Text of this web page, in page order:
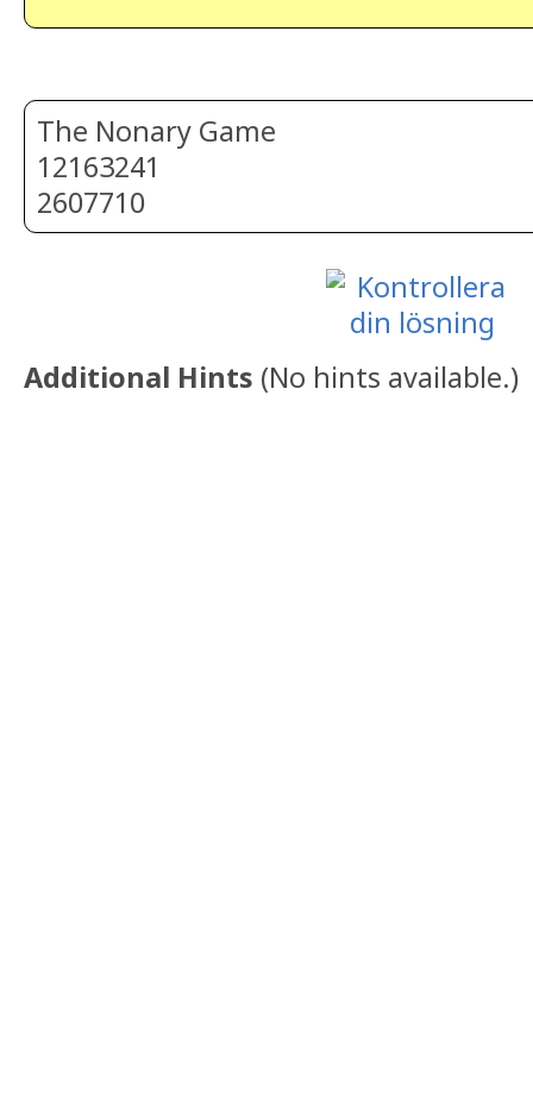
The Nonary Game
12163241
2607710
Additional Hints (No hints available.)